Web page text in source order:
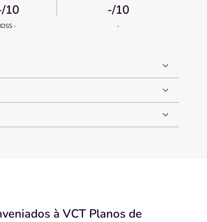
/10
IDSS -
-/10
-
à VCT Planos de